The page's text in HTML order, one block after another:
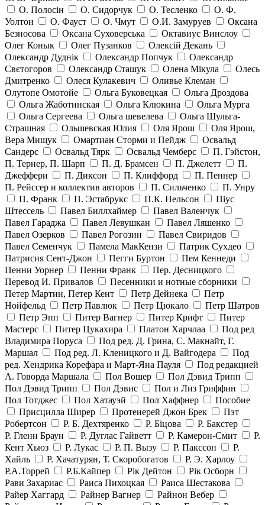
О. Полосін
О. Сидорчук О. Тесленко
О. Ф.
Уолтон
О. Фауст О. Чмут О.И. Замуруев
Оксана
Безносова
Оксана Суховерська
Октавиус Винслоу
Олег Конык
Олег Пузанков
Олексій Декань
Олександр Дуднік
Олександр Попчук
Олександр
Свєтогоров
Олександр Сташук Олена Мікула
Олесь
Дмитренко
Олеся Кулакевич
Оливье Клеман
Олутопе Омотойе
Ольга Буковецкая
Ольга Дроздова
Ольга Жаботинская
Ольга Клюкина
Ольга Мурга
Ольга Сергеева
Ольга шевелева
Ольга Шульга-
Страшная
Ольшевская Юлия Оля Ярош
Оля Ярош,
Вера Мищук
Омартиан Сторми и Пейдж
Освальд
Сандерс
Освальд Тярк Освальд Чемберс
П. Гэйстон,
П. Тернер, П. Шарп
П. Д. Брамсен П. Джелетт
П.
Джеффери
П. Диксон П. Клиффорд
П. Пеннер
П. Рейссер и коллектив авторов
П. Сильченко
П. Унру
П. Франк
П. Эстабрукс П.К. Нельсон
Піус
Штессель
Павел Биллхаймер
Павел Валенчук
Павел Гараджа
Павел Левушкан
Павел Ляшенко
Павел Озерков
Павел Рогозин
Павел Свиридов
Павел Семенчук
Памела МакКензи
Патрик Сухдео
Патрисия Сент-Джон
Пегги Буртон
Пем Кеннеди
Пенни Уорнер
Пенни Франк
Пер. Десницкого
Перевод И. Привалов
Песенники и нотные сборники
Петер Мартин, Петер Кент
Петр Дейнека
Петр
Нойфельд
Петр Павлюк Петр Цюкало
Петр Шатров
Петр Эпп
Питер Вагнер Питер Крифт
Питер
Мастерс
Питер Цукахира Платон Харчлаа
Под ред
Владимира Поруса
Под ред. Д. Грина, С. Макнайт, Г.
Маршал
Под ред. Л. Кленицкого и Д. Вайгодера
Под
ред. Хендрика Корефара и Март-Яна Пауля
Под редакцией
А. Говорда Маршала
Пол Вошер
Пол Дэвид Трипп
Пол Дэвид Трипп
Пол Дэвис
Пол и Лиз Гриффин
Пол Тотджес
Пол Хатауэй Пол Хаффнер
Пособие
Присцилла Ширер
Протеиерей Джон Брек
Пэт
Робертсон
Р. Б. Дехтяренко Р. Біцова
Р. Бакстер
Р. Гленн Браун
Р. Дуглас Гайветт Р. Камерон-Смит
Р.
Кент Хьюз
Р. Лукас Р. П. Вызу Р. Пакссон
Р.
Хайль
Р. Хачатурян, Т. Скоробогатов
Р. Э. Харлоу
Р.А.Торрей
Р.Б.Кайпер Рік Дейтон
Рік Осборн
Рави Захариас
Раиса Пихоцкая
Раиса Шестакова
Райер Хаггард
Райнер Вагнер
Райнон Вебер